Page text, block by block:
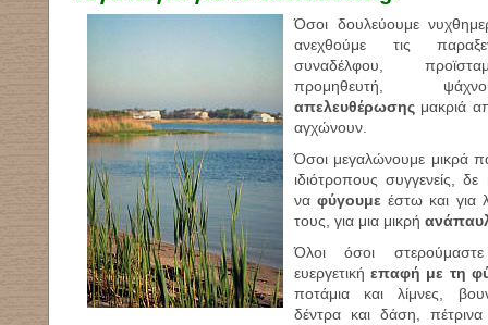
Όσοι δουλεύουμε
ανεχθούμε τις
συναδέλφου,
προμηθευτή,
απελευθέρωσης μακριά
αγχώνουν.
Όσοι μεγαλώνουμε μικρά
ιδιότροπους συγγενείς,
ναφύγουμε έστω και για
τους, για μια μικρή
Όλοι όσοι
ευεργετικήεπαφή με τη
ποτάμια και λίμνες,
δέντρα και δάση, πέτρινα